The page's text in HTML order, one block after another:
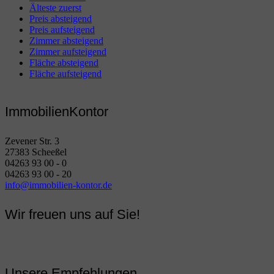
Älteste zuerst
Preis absteigend
Preis aufsteigend
Zimmer absteigend
Zimmer aufsteigend
Fläche absteigend
Fläche aufsteigend
ImmobilienKontor
Zevener Str. 3
27383 Scheeßel
04263 93 00 - 0
04263 93 00 - 20
info@immobilien-kontor.de
Wir freuen uns auf Sie!